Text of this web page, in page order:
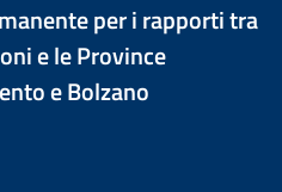
per i rapporti tra
e le Province
e Bolzano